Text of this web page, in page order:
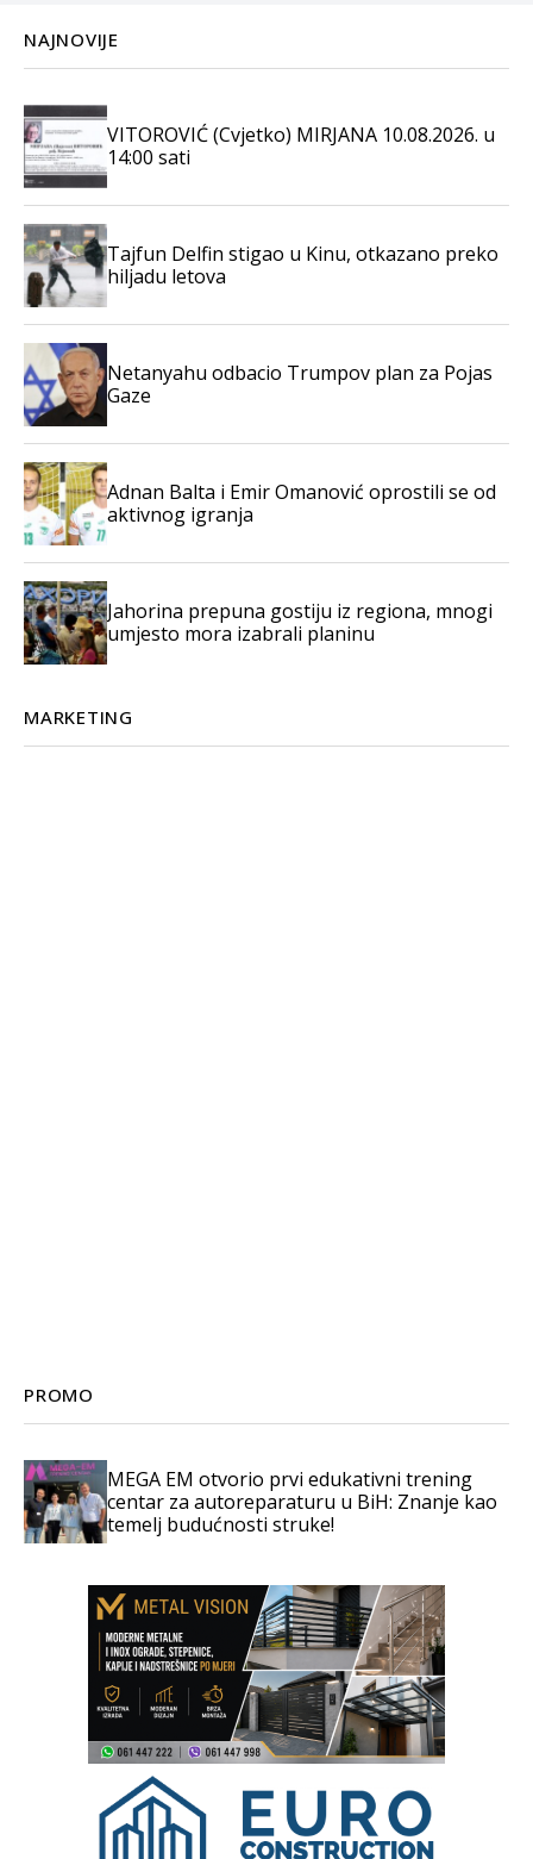
NAJNOVIJE
VITOROVIĆ (Cvjetko) MIRJANA 10.08.2026. u
14:00 sati
Tajfun Delfin stigao u Kinu, otkazano preko
hiljadu letova
Netanyahu odbacio Trumpov plan za Pojas
Gaze
Adnan Balta i Emir Omanović oprostili se od
aktivnog igranja
Jahorina prepuna gostiju iz regiona, mnogi
umjesto mora izabrali planinu
MARKETING
PROMO
MEGA EM otvorio prvi edukativni trening
centar za autoreparaturu u BiH: Znanje kao
temelj budućnosti struke!